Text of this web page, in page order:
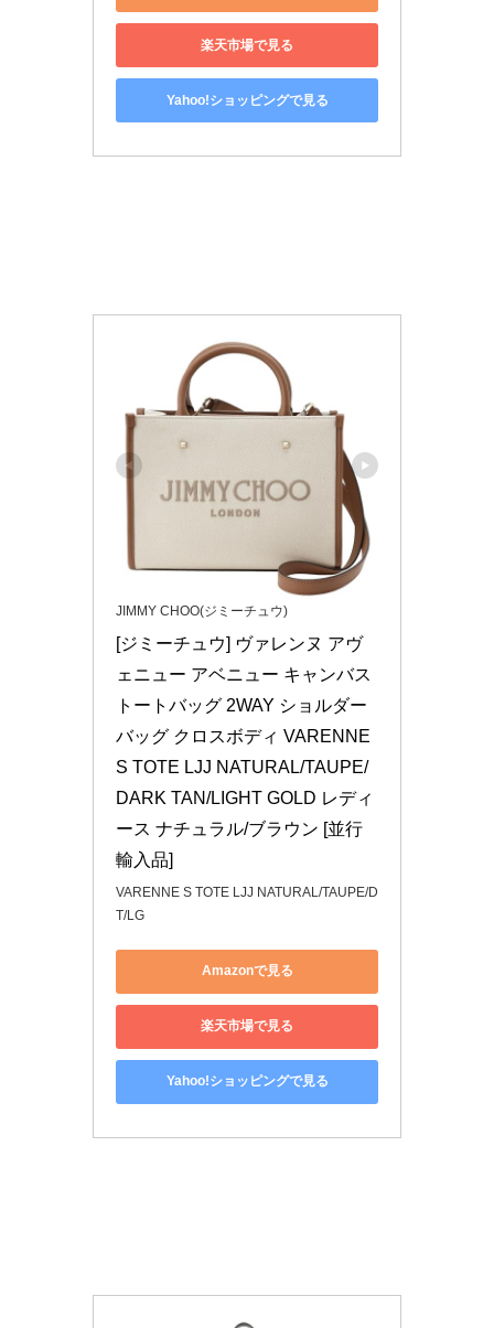
楽天市場で見る
Yahoo!ショッピングで見る
JIMMY CHOO(ジミーチュウ)
[ジミーチュウ] ヴァレンヌ アヴ
ェニュー アベニュー キャンバス
トートバッグ 2WAY ショルダー
バッグ クロスボディ VARENNE
S TOTE LJJ NATURAL/TAUPE/
DARK TAN/LIGHT GOLD レディ
ース ナチュラル/ブラウン [並行
輸入品]
VARENNE S TOTE LJJ NATURAL/TAUPE/D
T/LG
Amazonで見る
楽天市場で見る
Yahoo!ショッピングで見る